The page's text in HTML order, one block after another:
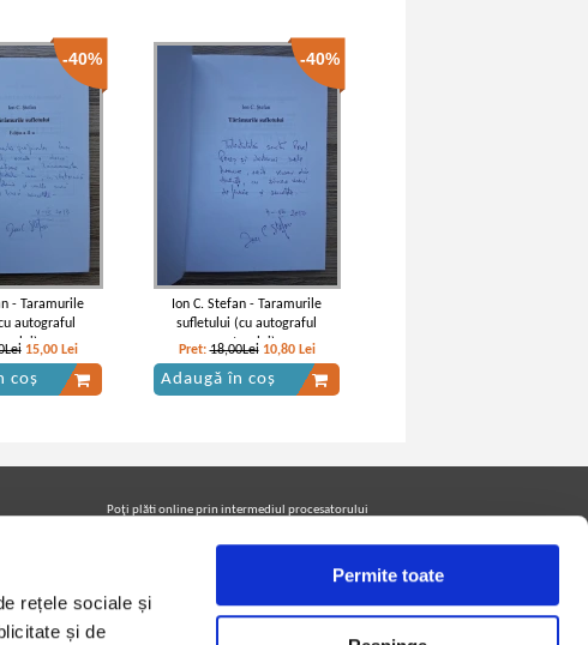
rețele sociale și
și de
Permite toate
-40%
- Taramurile
autograful
15,00 Lei
coș
-40%
Ion C. Stefan - Taramurile
sufletului (cu autograful
autorului)
Pret:18,00Lei 10,80 Lei
Adaugă în coș
Poţi plăti online prin intermediul procesatorului
Urmăreşte-ne pe facebook pentru a fi la curent cu